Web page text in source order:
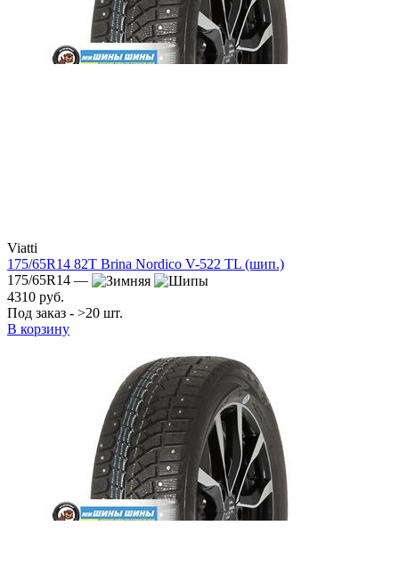
Viatti
175/65R14 82T Brina Nordico V-522 TL (шип.)
175/65R14 —
4310 руб.
Под заказ - >20 шт.
В корзину